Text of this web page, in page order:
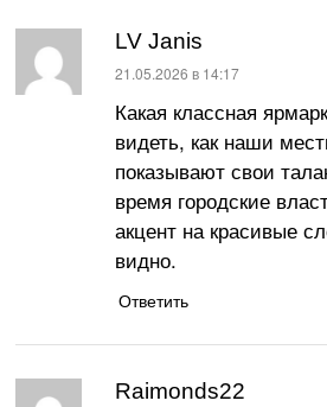
LV Janis
:
21.05.2026 в 14:17
Какая классная
видеть, как наши
показывают свои
время городские
акцент на красивые
видно.
Ответить
Raimonds22